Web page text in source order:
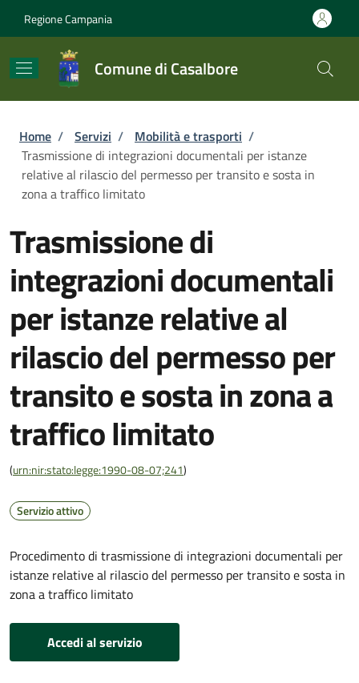
Regione Campania
Comune di Casalbore
Briciole di pane
Home / Servizi / Mobilità e trasporti /
Trasmissione di integrazioni documentali per istanze
relative al rilascio del permesso per transito e sosta in
zona a traffico limitato
Trasmissione di
integrazioni documentali
per istanze relative al
rilascio del permesso per
transito e sosta in zona a
traffico limitato
(urn:nir:stato:legge:1990-08-07;241)
Servizio attivo
Procedimento di trasmissione di integrazioni documentali per
istanze relative al rilascio del permesso per transito e sosta in
zona a traffico limitato
Accedi al servizio